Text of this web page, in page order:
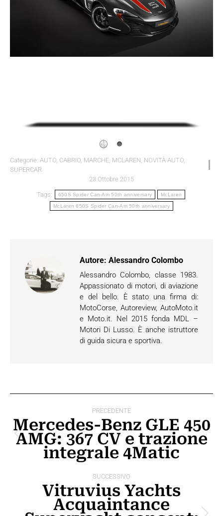
Categorie: AUTO, CABRIO, MARCHE, MCLAREN, NOVITÀ AUTO,
SUPERCAR
23 Ottobre 2015
Tags: 650S Spider Can-Am 50th anniversary McLaren
McLaren 650S Spider Can-Am 50th anniversary
Autore: Alessandro Colombo
Alessandro Colombo, classe 1983.
Appassionato di motori, di aviazione
e del bello. È stato una firma di:
MotoCorse, Autoreview, AutoMoto.it
e Moto.it. Nel 2015 fonda MDL –
Motori Di Lusso. È anche istruttore
di guida sicura e sportiva.
tra
PRECEDENTE
Post
precedente:
Mercedes-Benz GLE 450
AMG: 367 CV e trazione
integrale 4Matic
SUCCESSIVO
Vitruvius Yachts
Acquaintance